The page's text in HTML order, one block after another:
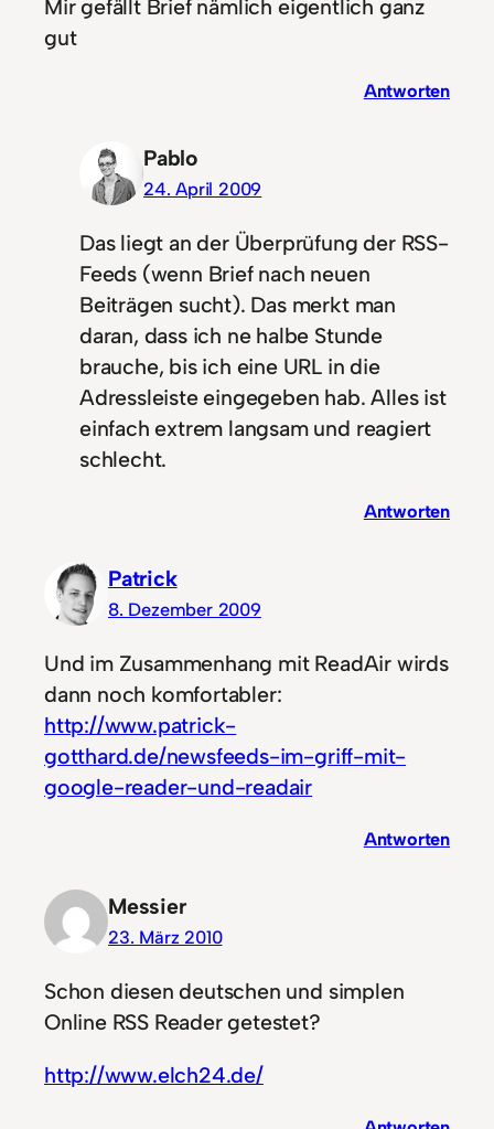
Mir gefällt Brief nämlich eigentlich ganz
gut
Antworten
Pablo
24. April 2009
Das liegt an der Überprüfung der RSS-
Feeds (wenn Brief nach neuen
Beiträgen sucht). Das merkt man
daran, dass ich ne halbe Stunde
brauche, bis ich eine URL in die
Adressleiste eingegeben hab. Alles ist
einfach extrem langsam und reagiert
schlecht.
Antworten
Patrick
8. Dezember 2009
Und im Zusammenhang mit ReadAir wirds
dann noch komfortabler:
http://www.patrick-
gotthard.de/newsfeeds-im-griff-mit-
google-reader-und-readair
Antworten
Messier
23. März 2010
Schon diesen deutschen und simplen
Online RSS Reader getestet?
http://www.elch24.de/